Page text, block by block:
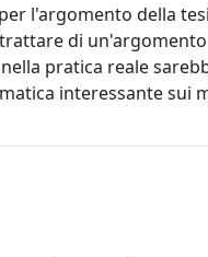
l'argomento della
di
pratica reale
interessante sui